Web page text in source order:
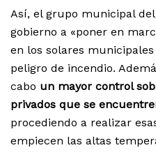
Así, el grupo municipal del
gobierno a «poner en
en los solares
peligro de incendio.
cabo un mayor control
privados que se
procediendo a realizar
empiecen las altas